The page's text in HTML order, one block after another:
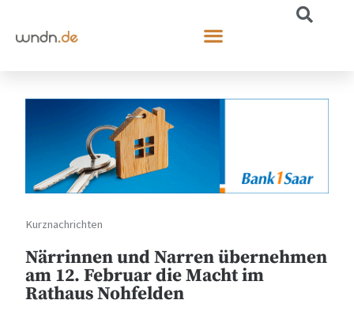
Kurznachrichten
Närrinnen und Narren übernehmen
am 12. Februar die Macht im
Rathaus Nohfelden